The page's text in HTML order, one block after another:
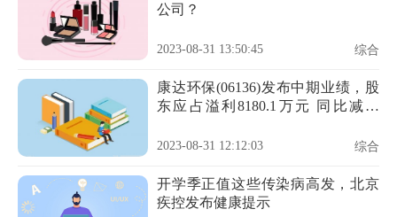
公司？
2023-08-31 13:50:45 综合
康达环保(06136)发布中期业绩，股
东应占溢利8180.1万元 同比减少
2023-08-31 12:12:03 综合
开学季正值这些传染病高发，北京
疾控发布健康提示